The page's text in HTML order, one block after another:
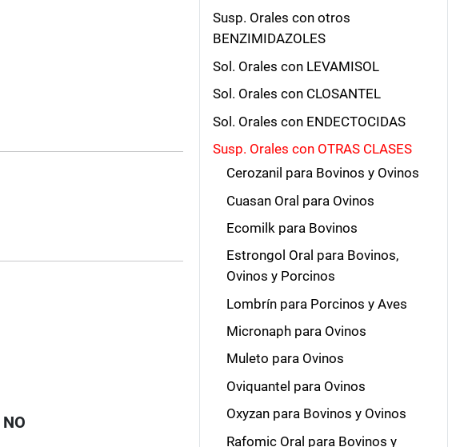
NO
Susp. Orales con otros
BENZIMIDAZOLES
Sol. Orales con LEVAMISOL
Sol. Orales con CLOSANTEL
Sol. Orales con ENDECTOCIDAS
Susp. Orales con OTRAS CLASES
Cerozanil para Bovinos y Ovinos
Cuasan Oral para Ovinos
Ecomilk para Bovinos
Estrongol Oral para Bovinos,
Ovinos y Porcinos
Lombrín para Porcinos y Aves
Micronaph para Ovinos
Muleto para Ovinos
Oviquantel para Ovinos
Oxyzan para Bovinos y Ovinos
Rafomic Oral para Bovinos y